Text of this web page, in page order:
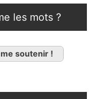
les mots ?
soutenir !